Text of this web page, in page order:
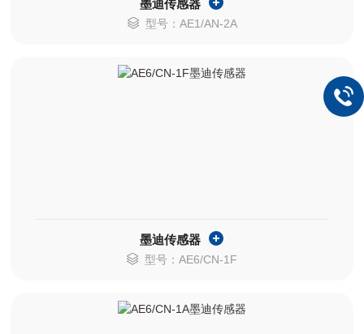
墨迪传感器
型号：AE1/AN-2A
墨迪传感器
型号：AE6/CN-1F